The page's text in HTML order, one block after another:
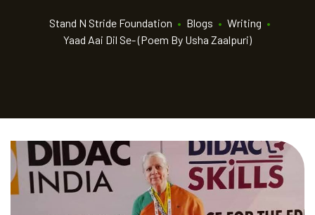
Stand N Stride Foundation • Blogs • Writing •
Yaad Aai Dil Se- (Poem By Usha Zaalpuri)